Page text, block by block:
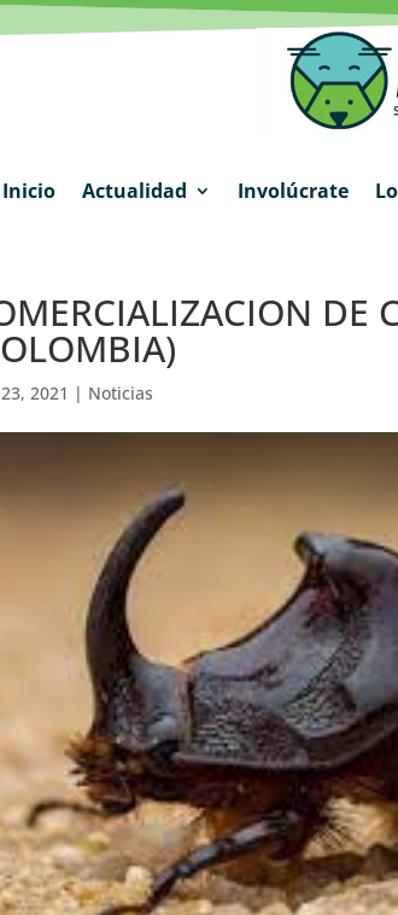
Inicio Actualidad Involúcrate
DE
2021 | Noticias